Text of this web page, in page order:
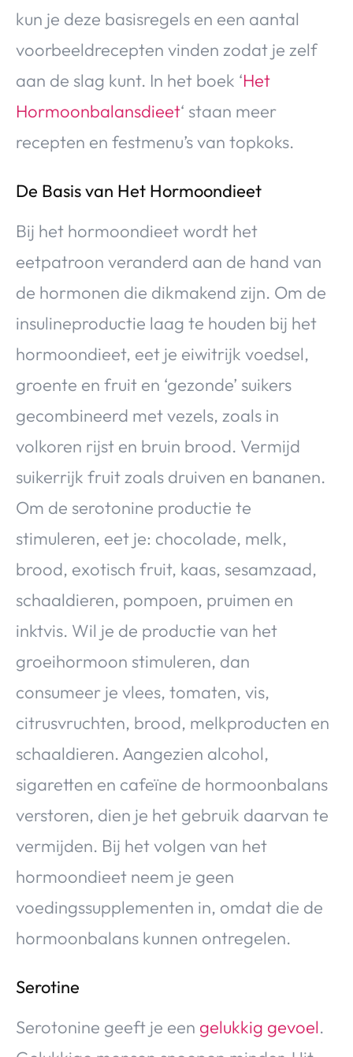
kun je deze basisregels en een aantal
voorbeeldrecepten vinden zodat je zelf
aan de slag kunt. In het boek ‘Het
Hormoonbalansdieet‘ staan meer
recepten en festmenu’s van topkoks.
De Basis van Het Hormoondieet
Bij het hormoondieet wordt het
eetpatroon veranderd aan de hand van
de hormonen die dikmakend zijn. Om de
insulineproductie laag te houden bij het
hormoondieet, eet je eiwitrijk voedsel,
groente en fruit en ‘gezonde’ suikers
gecombineerd met vezels, zoals in
volkoren rijst en bruin brood. Vermijd
suikerrijk fruit zoals druiven en bananen.
Om de serotonine productie te
stimuleren, eet je: chocolade, melk,
brood, exotisch fruit, kaas, sesamzaad,
schaaldieren, pompoen, pruimen en
inktvis. Wil je de productie van het
groeihormoon stimuleren, dan
consumeer je vlees, tomaten, vis,
citrusvruchten, brood, melkproducten en
schaaldieren. Aangezien alcohol,
sigaretten en cafeïne de hormoonbalans
verstoren, dien je het gebruik daarvan te
vermijden. Bij het volgen van het
hormoondieet neem je geen
voedingssupplementen in, omdat die de
hormoonbalans kunnen ontregelen.
Serotine
Serotonine geeft je een gelukkig gevoel.